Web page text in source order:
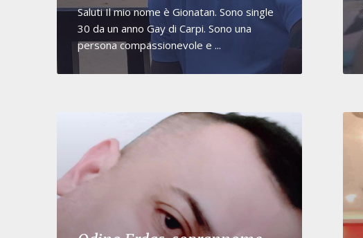
Saluti Il mio nome è Gionatan. Sono single
30 da un anno Gay di Carpi. Sono una
persona compassionevole e ...